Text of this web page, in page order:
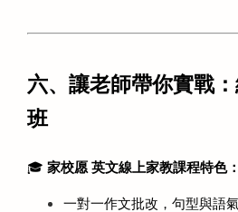
六、讓老師帶你實戰
班
🎓 家校愿 英文線上家教課程特色：
一對一作文批改，句型與語